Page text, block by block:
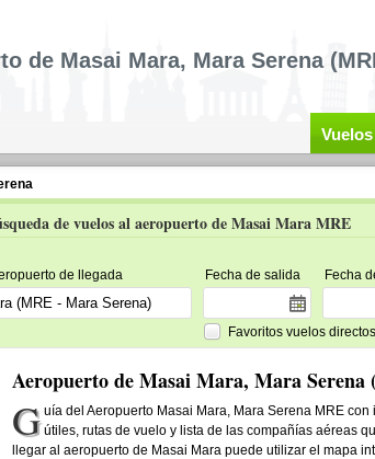
de Masai Mara, Mara Serena
de vuelos al aeropuerto de Masai Mara MRE
de llegada Fecha de salida Fecha
Favoritos vuelos directos
Aeropuerto de Masai Mara, Mara Serena
G uía del Aeropuerto Masai Mara, Mara Serena MRE
útiles, rutas de vuelo y lista de las compañías aéreas
llegar al aeropuerto de Masai Mara puede utilizar el mapa